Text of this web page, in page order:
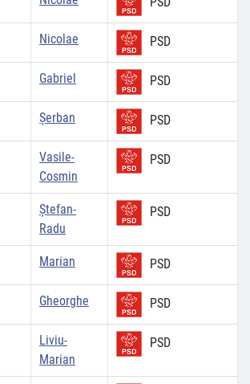
Nicolae PSD
Gabriel PSD
Şerban PSD
Vasile-
Cosmin
PSD
Ştefan-
Radu
PSD
Marian PSD
Gheorghe PSD
Liviu-
Marian
PSD